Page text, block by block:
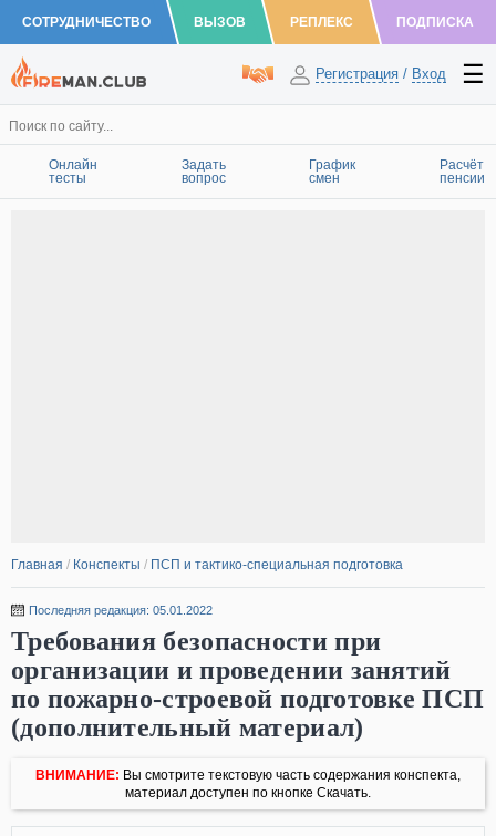
СОТРУДНИЧЕСТВО ВЫЗОВ РЕПЛЕКС ПОДПИСКА
Регистрация / Вход
Онлайн
тесты
Задать
вопрос
График
смен
Расчёт
пенсии
Главная / Конспекты / ПСП и тактико-специальная подготовка
Последняя редакция: 05.01.2022
Требования безопасности при
организации и проведении занятий
по пожарно-строевой подготовке ПСП
(дополнительный материал)
ВНИМАНИЕ: Вы смотрите текстовую часть содержания конспекта,
материал доступен по кнопке Скачать.